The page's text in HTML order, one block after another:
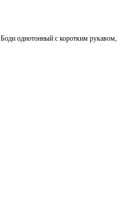
Боди однотонный с коротким рукавом,